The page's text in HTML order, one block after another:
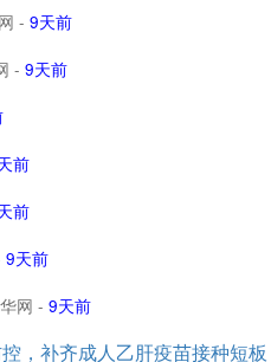
- 9天前
- 9天前
前
前
9天前
网 - 9天前
，补齐成人乙肝疫苗接种短板